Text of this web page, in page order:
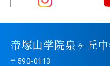
帝塚山学院泉ヶ丘
〒590-0113